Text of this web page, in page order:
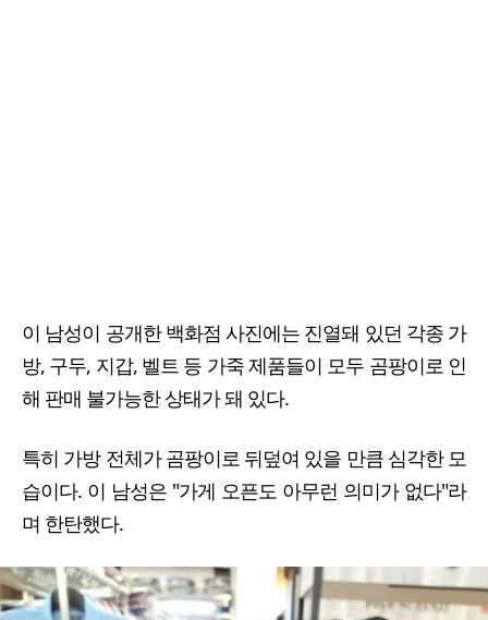
이 남성이 공개한 백화점 사진에는 진열돼 있던 각종 가
방, 구두, 지갑, 벨트 등 가죽 제품들이 모두 곰팡이로 인
해 판매 불가능한 상태가 돼 있다.
특히 가방 전체가 곰팡이로 뒤덮여 있을 만큼 심각한 모
습이다. 이 남성은 "가게 오픈도 아무런 의미가 없다"라
며 한탄했다.